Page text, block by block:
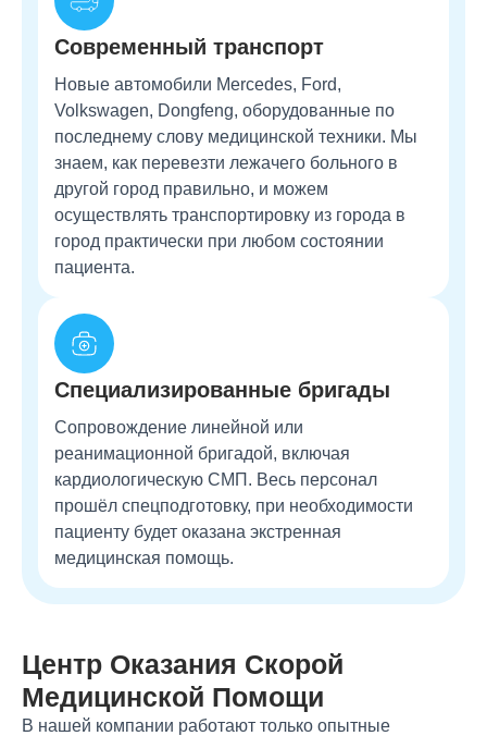
Современный транспорт
Новые автомобили Mercedes, Ford,
Volkswagen, Dongfeng, оборудованные по
последнему слову медицинской техники. Мы
знаем, как перевезти лежачего больного в
другой город правильно, и можем
осуществлять транспортировку из города в
город практически при любом состоянии
пациента.
Специализированные бригады
Сопровождение линейной или
реанимационной бригадой, включая
кардиологическую СМП. Весь персонал
прошёл спецподготовку, при необходимости
пациенту будет оказана экстренная
медицинская помощь.
Центр Оказания Скорой
Медицинской Помощи
В нашей компании работают только опытные